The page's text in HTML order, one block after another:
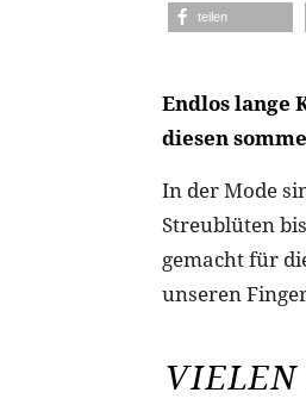
teilen
Endlos lange
diesen
In der Mode
Streublüten
gemacht für
unseren
VIELEN